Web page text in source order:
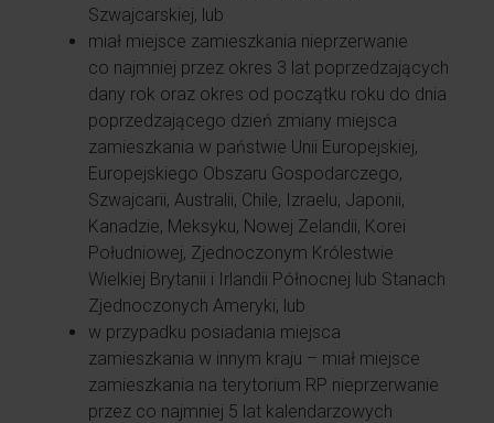
Szwajcarskiej, lub
miał miejsce zamieszkania nieprzerwanie
co najmniej przez okres 3 lat poprzedzających
dany rok oraz okres od początku roku do dnia
poprzedzającego dzień zmiany miejsca
zamieszkania w państwie Unii Europejskiej,
Europejskiego Obszaru Gospodarczego,
Szwajcarii, Australii, Chile, Izraelu, Japonii,
Kanadzie, Meksyku, Nowej Zelandii, Korei
Południowej, Zjednoczonym Królestwie
Wielkiej Brytanii i Irlandii Północnej lub Stanach
Zjednoczonych Ameryki, lub
w przypadku posiadania miejsca
zamieszkania w innym kraju – miał miejsce
zamieszkania na terytorium RP nieprzerwanie
przez co najmniej 5 lat kalendarzowych